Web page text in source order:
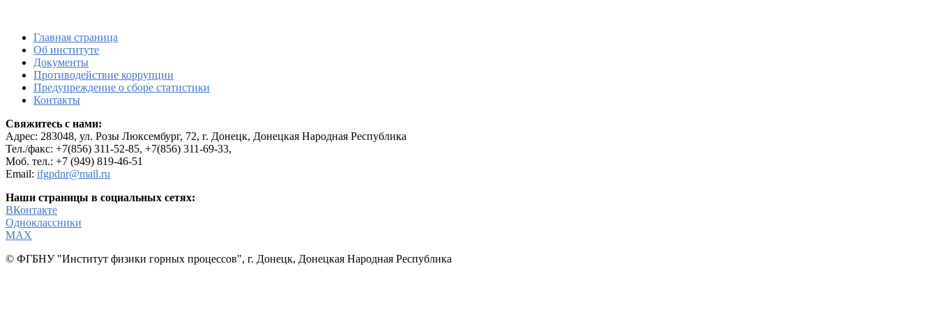
Главная страница
Об институте
Документы
Противодействие коррупции
Предупреждение о сборе статистики
Контакты
Свяжитесь с нами:
Адрес: 283048, ул. Розы Люксембург, 72, г. Донецк, Донецкая Народная Республика
Тел./факс: +7(856) 311-52-85, +7(856) 311-69-33,
Моб. тел.: +7 (949) 819-46-51
Email: ifgpdnr@mail.ru
Наши страницы в социальных сетях:
ВКонтакте
Одноклассники
МАХ
© ФГБНУ "Институт физики горных процессов", г. Донецк, Донецкая Народная Республика